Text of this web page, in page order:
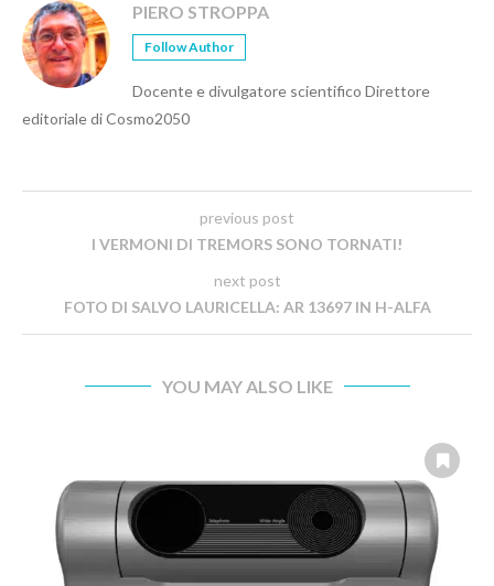
PIERO STROPPA
Follow Author
Docente e divulgatore scientifico Direttore
editoriale di Cosmo2050
previous post
I VERMONI DI TREMORS SONO TORNATI!
next post
FOTO DI SALVO LAURICELLA: AR 13697 IN H-ALFA
YOU MAY ALSO LIKE